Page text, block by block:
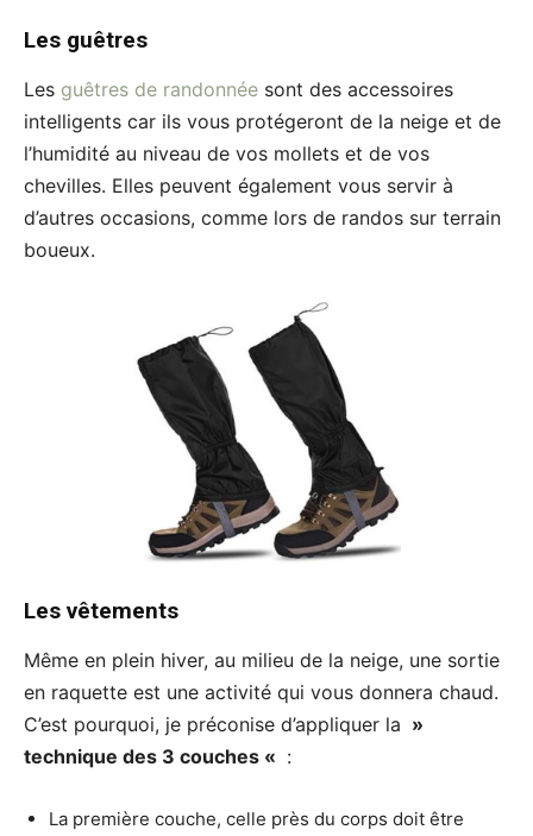
Les guêtres
Les guêtres de randonnée sont des accessoires
intelligents car ils vous protégeront de la neige et de
l’humidité au niveau de vos mollets et de vos
chevilles. Elles peuvent également vous servir à
d’autres occasions, comme lors de randos sur terrain
boueux.
Les vêtements
Même en plein hiver, au milieu de la neige, une sortie
en raquette est une activité qui vous donnera chaud.
C’est pourquoi, je préconise d’appliquer la »
technique des 3 couches « :
La première couche, celle près du corps doit être